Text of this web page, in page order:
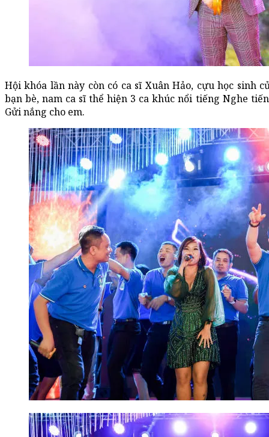
Hội khóa lần này còn có ca sĩ Xuân Hảo, cựu học sinh
bạn bè, nam ca sĩ thể hiện 3 ca khúc nổi tiếng Nghe
Gửi nắng cho em.